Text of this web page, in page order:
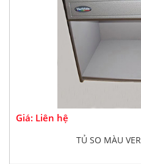
Giá: Liên hệ
TỦ SO MÀU